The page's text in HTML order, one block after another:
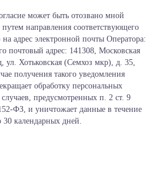
может быть отозвано мной
направления соответствующего
адрес электронной почты Оператора:
почтовый адрес: 141308, Московская
ул. Хотьковская (Семхоз мкр), д. 35,
получения такого уведомления
обработку персональных
предусмотренных п. 2 ст. 9
ФЗ, и уничтожает данные в течение
календарных дней.